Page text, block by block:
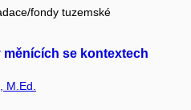
fondy tuzemské
se kontextech
M.Ed.